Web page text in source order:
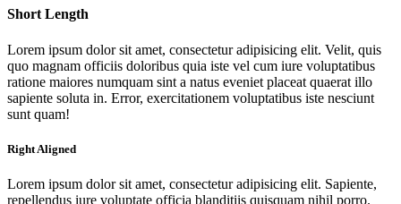
Short Length
Lorem ipsum dolor sit amet, consectetur adipisicing elit. Velit, quis
quo magnam officiis doloribus quia iste vel cum iure voluptatibus
ratione maiores numquam sint a natus eveniet placeat quaerat illo
sapiente soluta in. Error, exercitationem voluptatibus iste nesciunt
sunt quam!
Right Aligned
Lorem ipsum dolor sit amet, consectetur adipisicing elit. Sapiente,
repellendus iure voluptate officia blanditiis quisquam nihil porro.